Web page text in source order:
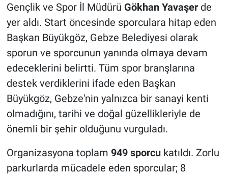
Gençlik ve Spor İl Müdürü Gökhan Yavaşerde
yer aldı. Start öncesinde sporculara hitap eden
Başkan Büyükgöz, Gebze Belediyesi olarak
sporun ve sporcunun yanında olmaya devam
edeceklerini belirtti. Tüm spor branşlarına
destek verdiklerini ifade eden Başkan
Büyükgöz, Gebze'nin yalnızca bir sanayi kenti
olmadığını, tarihi ve doğal güzellikleriyle de
önemli bir şehir olduğunu vurguladı.
Organizasyona toplam 949 sporcukatıldı. Zorlu
parkurlarda mücadele eden sporcular; 8